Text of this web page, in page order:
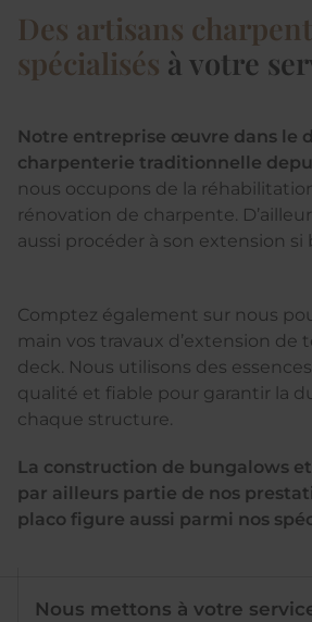
Des artisans
spécialisés à votre
Notre entreprise œuvre dans le
charpenterie traditionnelle
nous occupons de la
rénovation de charpente.
aussi procéder à son extension si
Comptez également sur nous
main vos travaux d’extension de
deck. Nous utilisons des
qualité et fiable pour garantir la
chaque structure.
La construction de bungalows
par ailleurs partie de nos
placo figure aussi parmi nos
Nous mettons à votre